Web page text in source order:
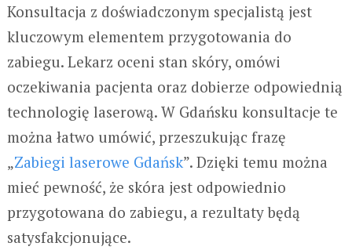
Konsultacja z doświadczonym specjalistą jest
kluczowym elementem przygotowania do
zabiegu. Lekarz oceni stan skóry, omówi
oczekiwania pacjenta oraz dobierze odpowiednią
technologię laserową. W Gdańsku konsultacje te
można łatwo umówić, przeszukując frazę
„Zabiegi laserowe Gdańsk”. Dzięki temu można
mieć pewność, że skóra jest odpowiednio
przygotowana do zabiegu, a rezultaty będą
satysfakcjonujące.